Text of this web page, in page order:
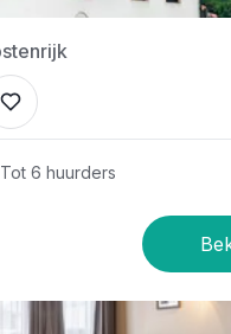
Tot 6 huurders